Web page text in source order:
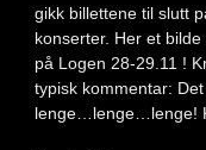
gikk billettene til slutt
konserter. Her et
på Logen 28-29.11 !
typisk kommentar:
lenge…lenge…lenge!